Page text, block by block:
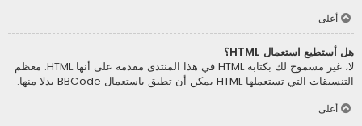
أعلى
هل أستطيع استعمال HTML؟
لا، غير مسموح لك بكتابة HTML في هذا المنتدى مقدمة على أنها HTML. معظم
التنسيقات التي تستعملها HTML يمكن أن تطبق باستعمال BBCode بدلا منها.
أعلى